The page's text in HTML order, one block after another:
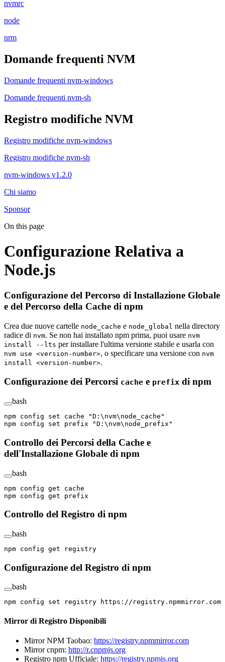
nvmrc
node
nrm
Domande frequenti NVM
Domande frequenti nvm-windows
Domande frequenti nvm-sh
Registro modifiche NVM
Registro modifiche nvm-windows
Registro modifiche nvm-sh
nvm-windows v1.2.0
Chi siamo
Sponsor
On this page
Configurazione Relativa a
Node.js
Configurazione del Percorso di Installazione Globale
e del Percorso della Cache di npm
Crea due nuove cartelle node_cache e node_global nella directory
radice di nvm. Se non hai installato npm prima, puoi usare nvm
install --lts per installare l'ultima versione stabile e usarla con
nvm use <version-number>, o specificare una versione con nvm
install <version-number>.
Configurazione dei Percorsi cache e prefix di npm
bash
npm config set cache "D:\nvm\node_cache"
npm config set prefix "D:\nvm\node_prefix"
Controllo dei Percorsi della Cache e
dell'Installazione Globale di npm
bash
npm config get cache
npm config get prefix
Controllo del Registro di npm
bash
npm config get registry
Configurazione del Registro di npm
bash
npm config set registry https://registry.npmmirror.com
Mirror di Registro Disponibili
Mirror NPM Taobao: https://registry.npmmirror.com
Mirror cnpm: http://r.cnpmjs.org
Registro npm Ufficiale: https://registry.npmjs.org